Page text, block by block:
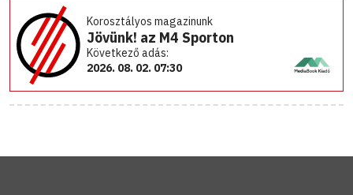
Korosztályos magazinunk
Jövünk! az M4 Sporton
Következő adás:
2026. 08. 02. 07:30